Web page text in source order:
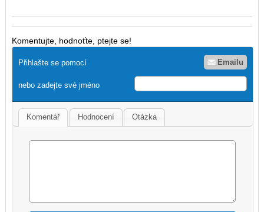
Komentujte, hodnoťte, ptejte se!
Přihlašte se pomocí Emailu
nebo zadejte své jméno
Komentář Hodnocení Otázka